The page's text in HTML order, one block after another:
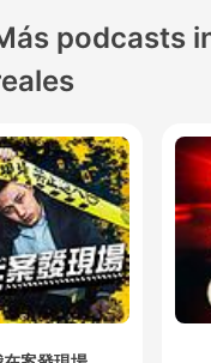
podcasts